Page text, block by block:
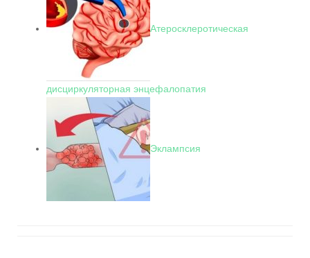
Атеросклеротическая
дисциркуляторная энцефалопатия
Эклампсия